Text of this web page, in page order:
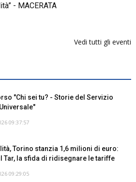
- MACERATA
Vedi tutti gli eventi
"Chi sei tu? - Storie del Servizio
09:37:57
Torino stanzia 1,6 milioni di euro:
Tar, la sfida di ridisegnare le tariffe
09:29:05